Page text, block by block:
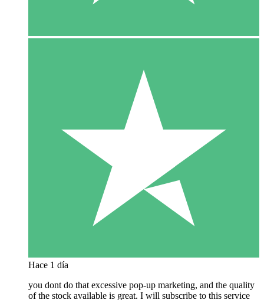
Hace 1 día
you dont do that excessive pop-up marketing, and the quality
of the stock available is great. I will subscribe to this service